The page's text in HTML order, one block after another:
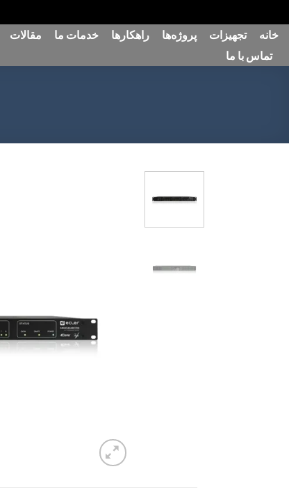
پرش
محتوا
خانه تجهیزات پروژه‌ها راهکارها خدمات ما مقالات
تماس با ما